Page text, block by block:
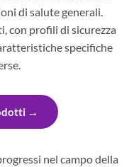
di salute generali.
con profili di sicurezza
specifiche
→
nel campo della